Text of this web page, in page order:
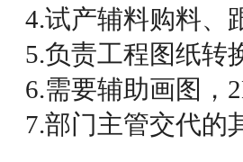
4.试产辅料购料、
5.负责工程图纸转
6.需要辅助画图，
7.部门主管交代的